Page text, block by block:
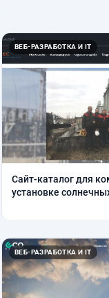
ВЕБ-РАЗРАБОТКА И IT
Сайт-каталог для
установке
ВЕБ-РАЗРАБОТКА И IT